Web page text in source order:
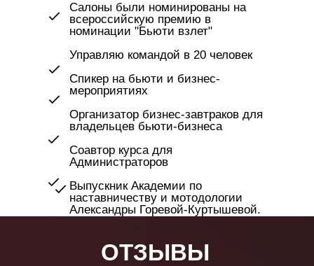
Салоны были номинированы на
всероссийскую премию в
номинации "Бьюти взлет"
Управляю командой в 20 человек
Спикер на бьюти и бизнес-
мероприятиях
Организатор бизнес-завтраков для
владельцев бьюти-бизнеса
Соавтор курса для
Администраторов
Выпускник Академии по
наставничеству и мотодологии
Александры Горевой-Куртышевой.
ОТЗЫВЫ